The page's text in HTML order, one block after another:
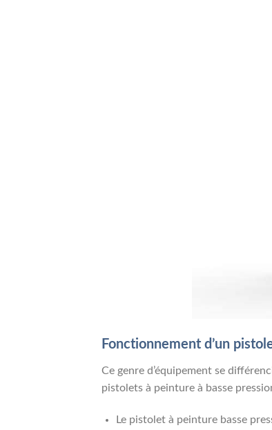
Fonctionnement d’un
Ce genre d’équipement se
pistolets à peinture à basse
Le pistolet à peinture basse